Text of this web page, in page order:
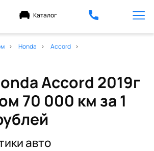
Каталог
Honda
Accord
Accord 2019г
70 000 км за 1
авто